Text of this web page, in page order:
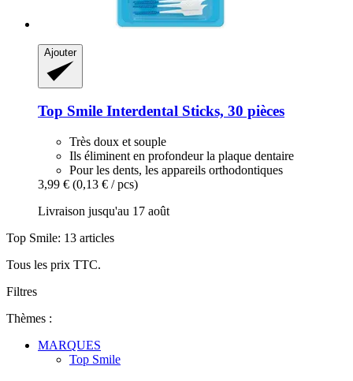
Ajouter
Top Smile Interdental Sticks, 30 pièces
Très doux et souple
Ils éliminent en profondeur la plaque dentaire
Pour les dents, les appareils orthodontiques
3,99 € (0,13 € / pcs)
Livraison jusqu'au 17 août
Top Smile: 13 articles
Tous les prix TTC.
Filtres
Thèmes :
MARQUES
Top Smile